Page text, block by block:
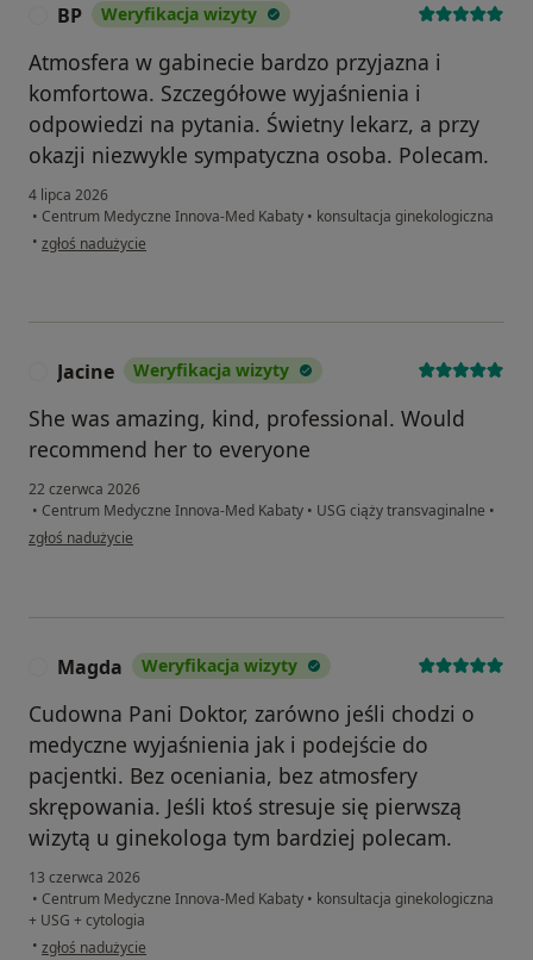
BP Weryfikacja wizyty
Atmosfera w gabinecie bardzo przyjazna i
komfortowa. Szczegółowe wyjaśnienia i
odpowiedzi na pytania. Świetny lekarz, a przy
okazji niezwykle sympatyczna osoba. Polecam.
4 lipca 2026
• Centrum Medyczne Innova-Med Kabaty • konsultacja ginekologiczna
• w opinii użytkownika BP
zgłoś nadużycie
Jacine Weryfikacja wizyty
She was amazing, kind, professional. Would
recommend her to everyone
22 czerwca 2026
• Centrum Medyczne Innova-Med Kabaty • USG ciąży transvaginalne •
w opinii użytkownika Jacine
zgłoś nadużycie
Magda Weryfikacja wizyty
Cudowna Pani Doktor, zarówno jeśli chodzi o
medyczne wyjaśnienia jak i podejście do
pacjentki. Bez oceniania, bez atmosfery
skrępowania. Jeśli ktoś stresuje się pierwszą
wizytą u ginekologa tym bardziej polecam.
13 czerwca 2026
• Centrum Medyczne Innova-Med Kabaty • konsultacja ginekologiczna
+ USG + cytologia
• w opinii użytkownika Magda
zgłoś nadużycie